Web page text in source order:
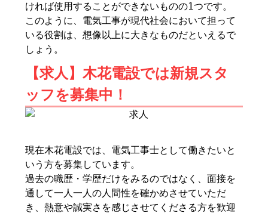
ければ使用することができないものの1つです。
このように、電気工事が現代社会において担って
いる役割は、想像以上に大きなものだといえるで
しょう。
【求人】木花電設では新規スタ
ッフを募集中！
現在木花電設では、電気工事士として働きたいと
いう方を募集しています。
過去の職歴・学歴だけをみるのではなく、面接を
通して一人一人の人間性を確かめさせていただ
き、熱意や誠実さを感じさせてくださる方を歓迎